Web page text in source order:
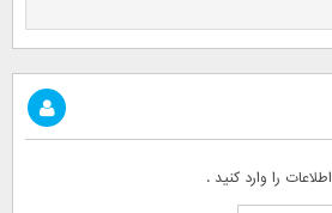
اطلاعات را وارد کنید .